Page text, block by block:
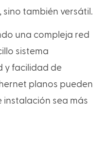
también versátil.
una compleja red
sistema
y facilidad de
planos pueden
instalación sea más